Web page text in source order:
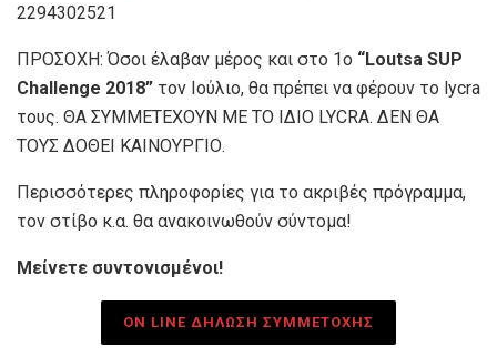
2294302521
ΠΡΟΣΟΧΗ: Όσοι έλαβαν μέρος και στο 1ο “Loutsa SUP
Challenge 2018” τον Ιούλιο, θα πρέπει να φέρουν το lycra
τους. ΘΑ ΣΥΜΜΕΤΕΧΟΥΝ ΜΕ ΤΟ ΙΔΙΟ LYCRA. ΔΕΝ ΘΑ
ΤΟΥΣ ΔΟΘΕΙ ΚΑΙΝΟΥΡΓΙΟ.
Περισσότερες πληροφορίες για το ακριβές πρόγραμμα,
τον στίβο κ.α. θα ανακοινωθούν σύντομα!
Μείνετε συντονισμένοι!
ON LINE ΔΗΛΩΣΗ ΣΥΜΜΕΤΟΧΗΣ